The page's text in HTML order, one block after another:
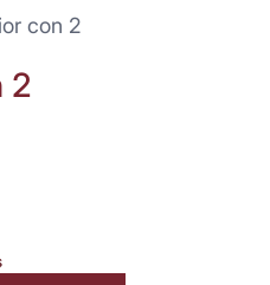
con 2
2